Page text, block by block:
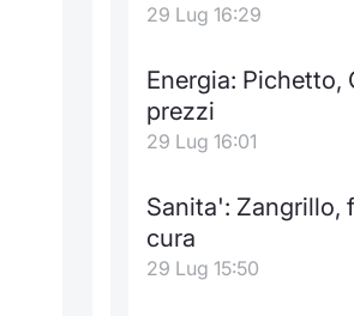
29 Lug 16:29
Energia:
prezzi
29 Lug 16:01
Sanita': Zangrillo,
cura
29 Lug 15:50